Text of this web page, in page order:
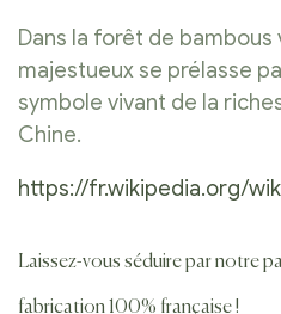
Dans la forêt de
majestueux se prélasse
symbole vivant de la
Chine.
https://fr.wikipedia.org/
Laissez-vous séduire par notre
fabrication 100% française !